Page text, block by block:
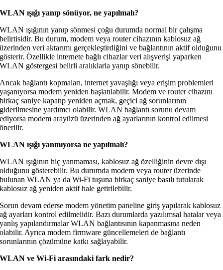
WLAN ışığı yanıp sönüyor, ne yapılmalı?
WLAN ışığının yanıp sönmesi çoğu durumda normal bir çalışma
belirtisidir. Bu durum, modem veya router cihazının kablosuz ağ
üzerinden veri aktarımı gerçekleştirdiğini ve bağlantının aktif olduğunu
gösterir. Özellikle internete bağlı cihazlar veri alışverişi yaparken
WLAN göstergesi belirli aralıklarla yanıp sönebilir.
Ancak bağlantı kopmaları, internet yavaşlığı veya erişim problemleri
yaşanıyorsa modem yeniden başlatılabilir. Modem ve router cihazını
birkaç saniye kapatıp yeniden açmak, geçici ağ sorunlarının
giderilmesine yardımcı olabilir. WLAN bağlantı sorunu devam
ediyorsa modem arayüzü üzerinden ağ ayarlarının kontrol edilmesi
önerilir.
WLAN ışığı yanmıyorsa ne yapılmalı?
WLAN ışığının hiç yanmaması, kablosuz ağ özelliğinin devre dışı
olduğunu gösterebilir. Bu durumda modem veya router üzerinde
bulunan WLAN ya da Wi-Fi tuşuna birkaç saniye basılı tutularak
kablosuz ağ yeniden aktif hale getirilebilir.
Sorun devam ederse modem yönetim paneline giriş yapılarak kablosuz
ağ ayarları kontrol edilmelidir. Bazı durumlarda yazılımsal hatalar veya
yanlış yapılandırmalar WLAN bağlantısının kapanmasına neden
olabilir. Ayrıca modem firmware güncellemeleri de bağlantı
sorunlarının çözümüne katkı sağlayabilir.
WLAN ve Wi-Fi arasındaki fark nedir?